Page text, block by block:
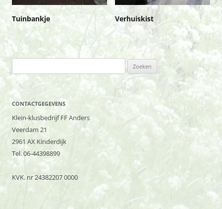
Tuinbankje Verhuiskist
naar:
CONTACTGEGEVENS
Klein-klusbedrijf FF Anders
Veerdam 21
2961 AX Kinderdijk
Tel. 06-44398899
KVK. nr 24382207 0000